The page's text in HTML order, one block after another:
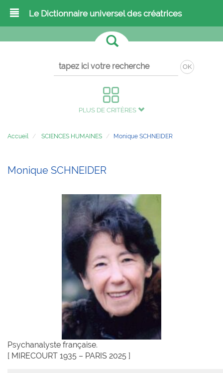
Le Dictionnaire universel des créatrices
OK
PLUS DE CRITÈRES
Accueil SCIENCES HUMAINES Monique SCHNEIDER
Monique SCHNEIDER
Psychanalyste française.
[ MIRECOURT 1935 – PARIS 2025 ]